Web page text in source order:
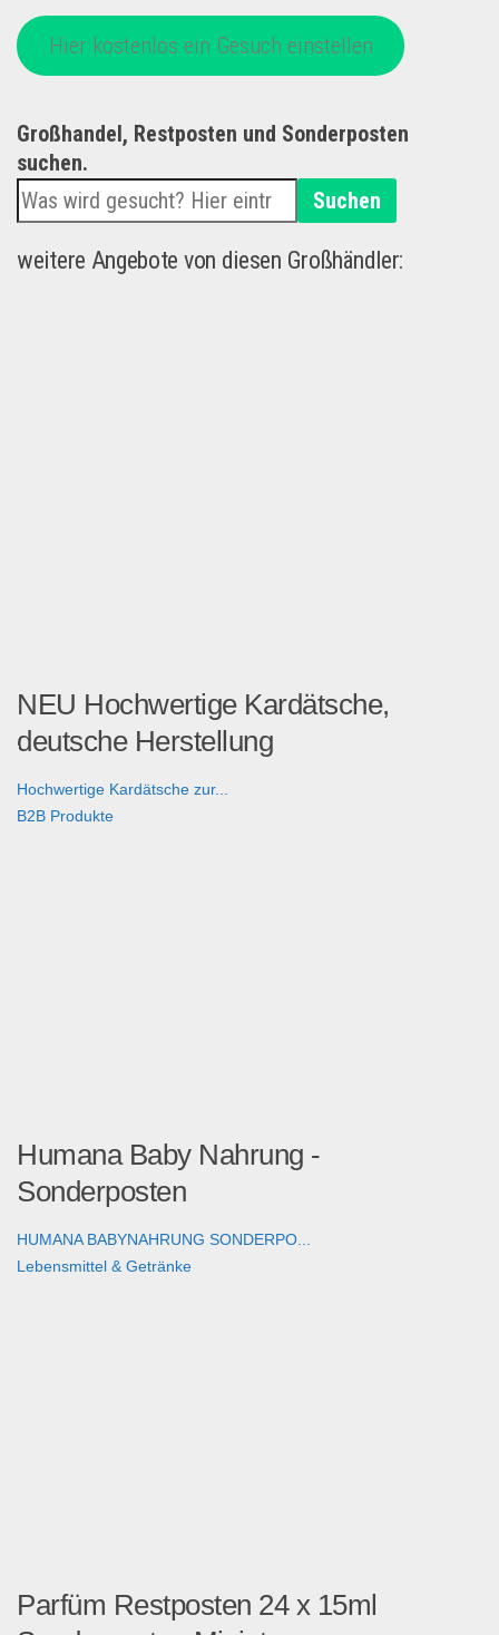
Hier kostenlos ein Gesuch einstellen
Großhandel, Restposten und Sonderposten
suchen.
Suchen
weitere Angebote von diesen Großhändler:
NEU Hochwertige Kardätsche,
deutsche Herstellung
Hochwertige Kardätsche zur...
B2B Produkte
Humana Baby Nahrung -
Sonderposten
HUMANA BABYNAHRUNG SONDERPO...
Lebensmittel & Getränke
Parfüm Restposten 24 x 15ml